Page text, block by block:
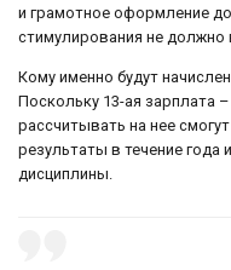
и грамотное оформление
стимулирования не должно
Кому именно будут
Поскольку 13-ая зарплата
рассчитывать на нее
результаты в течение
дисциплины.